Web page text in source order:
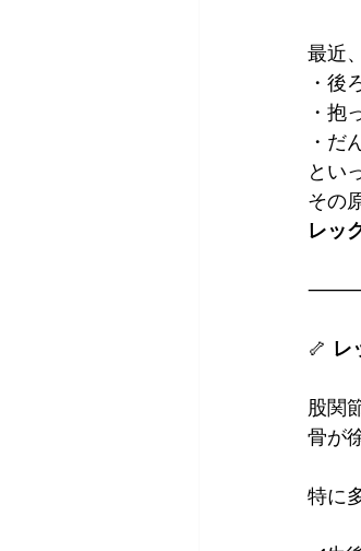
最近、
・後
・抱
・だ
とい
その
レッ
🦴 レ
股関
骨が
特に